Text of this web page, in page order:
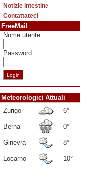
Notizie intestine
Contattateci
FreeMail
Nome utente
Password
Meteorologici Attuali
Zurigo
6°
Berna 0°
Ginevra 8°
Locarno 10°